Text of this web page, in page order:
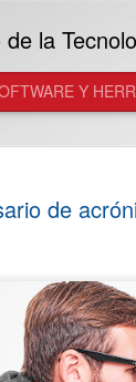
de
la
Y